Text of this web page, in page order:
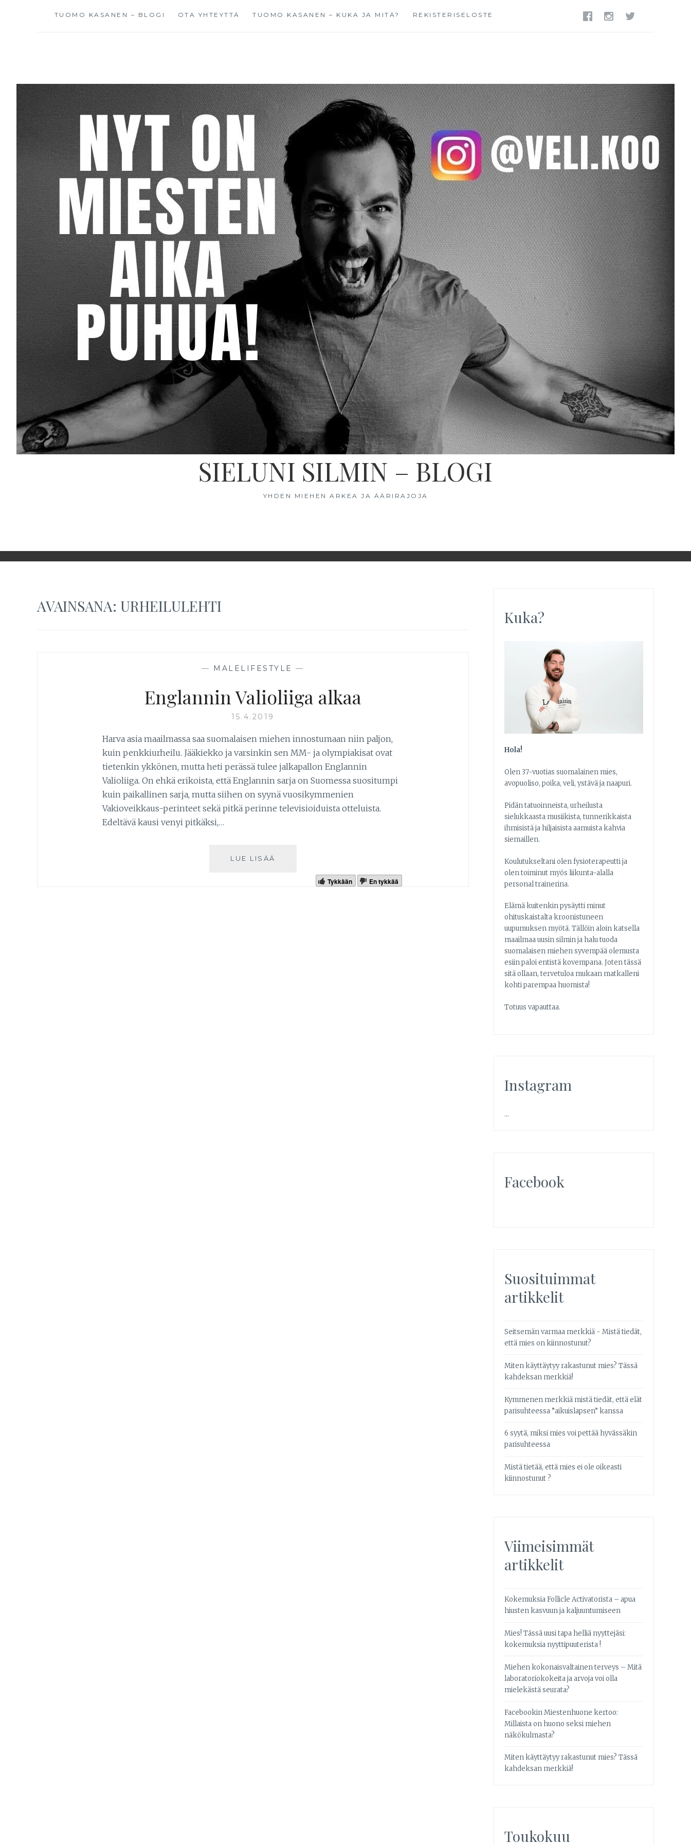
TUOMO KASANEN – BLOGI OTA YHTEYTTÄ TUOMO KASANEN – KUKA JA MITÄ? REKISTERISELOSTE
SIELUNI SILMIN – BLOGI
YHDEN MIEHEN ARKEA JA ÄÄRIRAJOJA
AVAINSANA: URHEILULEHTI
— MALELIFESTYLE —
Englannin Valioliiga alkaa
15.4.2019
Harva asia maailmassa saa suomalaisen miehen innostumaan niin paljon,
kuin penkkiurheilu. Jääkiekko ja varsinkin sen MM- ja olympiakisat ovat
tietenkin ykkönen, mutta heti perässä tulee jalkapallon Englannin
Valioliiga. On ehkä erikoista, että Englannin sarja on Suomessa suositumpi
kuin paikallinen sarja, mutta siihen on syynä vuosikymmenien
Vakioveikkaus-perinteet sekä pitkä perinne televisioiduista otteluista.
Edeltävä kausi venyi pitkäksi,…
LUE LISÄÄ
Tykkään En tykkää
Kuka?
Hola!
Olen 37-vuotias suomalainen mies,
avopuoliso, poika, veli, ystävä ja naapuri.
Pidän tatuoinneista, urheilusta
sielukkaasta musiikista, tunnerikkaista
ihmisistä ja hiljaisista aamuista kahvia
siemaillen.
Koulutukseltani olen fysioterapeutti ja
olen toiminut myös liikunta-alalla
personal trainerina.
Elämä kuitenkin pysäytti minut
ohituskaistalta kroonistuneen
uupumuksen myötä. Tällöin aloin katsella
maailmaa uusin silmin ja halu tuoda
suomalaisen miehen syvempää olemusta
esiin paloi entistä kovempana. Joten tässä
sitä ollaan, tervetuloa mukaan matkalleni
kohti parempaa huomista!
Totuus vapauttaa.
Instagram
…
Facebook
Suosituimmat
artikkelit
Seitsemän varmaa merkkiä - Mistä tiedät,
että mies on kiinnostunut?
Miten käyttäytyy rakastunut mies? Tässä
kahdeksan merkkiä!
Kymmenen merkkiä mistä tiedät, että elät
parisuhteessa ”aikuislapsen” kanssa
6 syytä, miksi mies voi pettää hyvässäkin
parisuhteessa
Mistä tietää, että mies ei ole oikeasti
kiinnostunut ?
Viimeisimmät
artikkelit
Kokemuksia Follicle Activatorista – apua
hiusten kasvuun ja kaljuuntumiseen
Mies! Tässä uusi tapa helliä nyyttejäsi:
kokemuksia nyyttipuuterista !
Miehen kokonaisvaltainen terveys – Mitä
laboratoriokokeita ja arvoja voi olla
mielekästä seurata?
Facebookin Miestenhuone kertoo:
Millaista on huono seksi miehen
näkökulmasta?
Miten käyttäytyy rakastunut mies? Tässä
kahdeksan merkkiä!
Toukokuu